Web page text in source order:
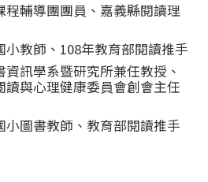
輔導團團員、嘉義縣閱讀理
教師、108年教育部閱讀推手
訊學系暨研究所兼任教授、
讀與心理健康委員會創會主任
小圖書教師、教育部閱讀推手